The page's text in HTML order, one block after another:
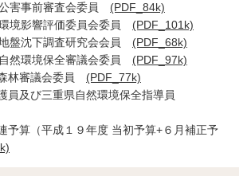
害事前審査会委員 (PDF_84k)
境影響評価委員会委員 (PDF_101k)
盤沈下調査研究会会員 (PDF_68k)
然環境保全審議会委員 (PDF_97k)
林審議会委員 (PDF_77k)
員及び三重県自然環境保全指導員
予算（平成１９年度 当初予算+６月補正予